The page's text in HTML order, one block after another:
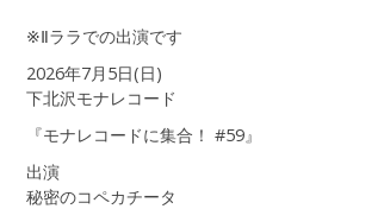
※Ⅱララでの出演です
2026年7月5日(日)
下北沢モナレコード
『モナレコードに集合！ #59』
出演
秘密のコペカチータ